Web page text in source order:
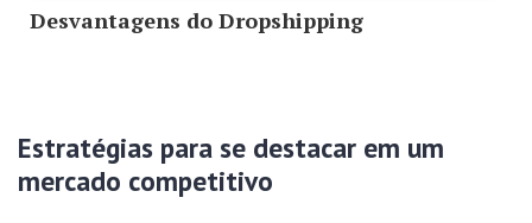
Desvantagens do Dropshipping
Estratégias para se destacar em um
mercado competitivo